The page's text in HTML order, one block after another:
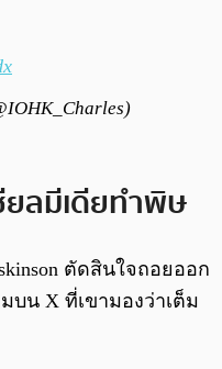
ยลมีเดียทำพิษ
ตัดสินใจถอยออก
น X ที่เขามองว่าเต็ม